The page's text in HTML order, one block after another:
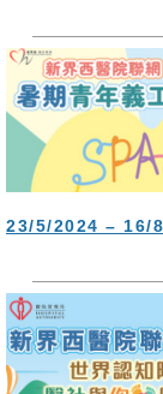
23/5/2024 – 16/